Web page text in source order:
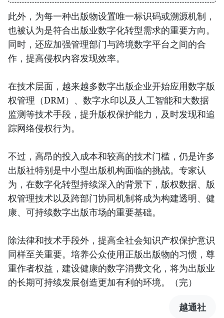
此外，为每一种出版物设置唯一标识码或溯源机制，
也被认为是符合出版业数字化转型需求的重要方向。
同时，还应加强管理部门与跨境数字平台之间的合
作，提高侵权内容发现效率。
在技术层面，越来越多数字出版企业开始应用数字版
权管理（DRM）、数字水印以及人工智能和大数据
监测等技术手段，提升版权保护能力，及时发现和追
踪网络侵权行为。
不过，高昂的投入成本和较高的技术门槛，仍是许多
出版社特别是中小型出版机构面临的挑战。专家认
为，在数字化转型持续深入的背景下，版权数据、版
权管理技术以及跨部门协同机制将成为构建透明、健
康、可持续数字出版市场的重要基础。
除法律和技术手段外，提高全社会知识产权保护意识
同样至关重要。培养公众使用正版出版物的习惯，尊
重作者权益，建设健康的数字消费文化，将为出版业
的长期可持续发展创造更加有利的环境。（完）
越通社